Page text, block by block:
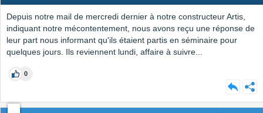
Depuis notre mail de mercredi dernier à notre constructeur Artis,
indiquant notre mécontentement, nous avons reçu une réponse de
leur part nous informant qu'ils étaient partis en séminaire pour
quelques jours. Ils reviennent lundi, affaire à suivre...
0